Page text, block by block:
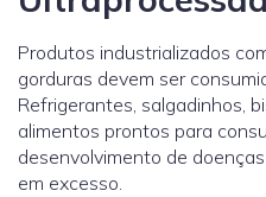
Produtos industrializados
gorduras devem ser
Refrigerantes, salgadinhos,
alimentos prontos para
desenvolvimento de
em excesso.